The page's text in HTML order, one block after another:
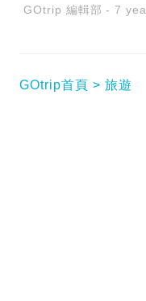
GOtrip 編輯部 7
GOtrip首頁 旅遊